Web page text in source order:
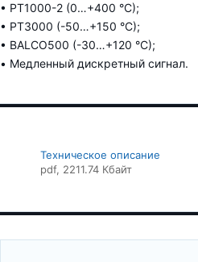
• PT1000-2 (0…+400 °C);
• PT3000 (-50…+150 °C);
• BALCO500 (-30…+120 °C);
• Медленный дискретный сигнал.
Техническое описание
pdf, 2211.74 Кбайт